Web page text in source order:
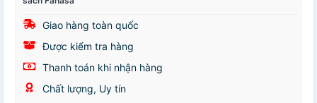
Giao hàng toàn quốc
Được kiểm tra hàng
Thanh toán khi nhận hàng
Chất lượng, Uy tín